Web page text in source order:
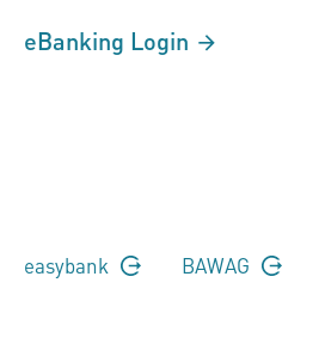
eBanking Login
easybank BAWAG